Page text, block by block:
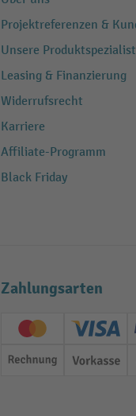
Projektreferenzen &
Unsere
Leasing & Finanzierung
Widerrufsrecht
Karriere
Affiliate-Programm
Black Friday
Zahlungsarten
Creditcard (Master)
Rechnung